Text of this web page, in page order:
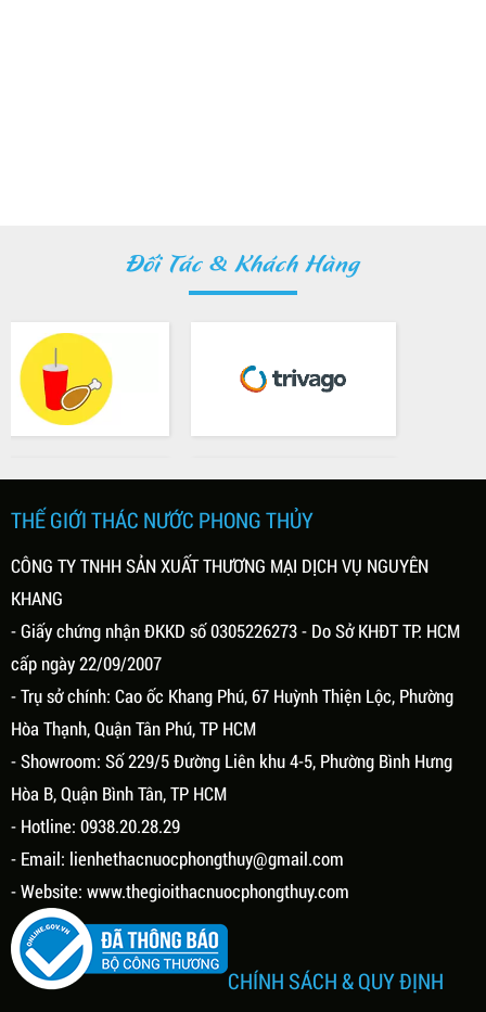
Đối Tác & Khách Hàng
THẾ GIỚI THÁC NƯỚC PHONG THỦY
CÔNG TY TNHH SẢN XUẤT THƯƠNG MẠI DỊCH VỤ NGUYÊN
KHANG
- Giấy chứng nhận ĐKKD số 0305226273 - Do Sở KHĐT TP. HCM
cấp ngày 22/09/2007
- Trụ sở chính: Cao ốc Khang Phú, 67 Huỳnh Thiện Lộc, Phường
Hòa Thạnh, Quận Tân Phú, TP HCM
- Showroom: Số 229/5 Đường Liên khu 4-5, Phường Bình Hưng
Hòa B, Quận Bình Tân, TP HCM
- Hotline: 0938.20.28.29
- Email: lienhethacnuocphongthuy@gmail.com
- Website: www.thegioithacnuocphongthuy.com
CHÍNH SÁCH & QUY ĐỊNH